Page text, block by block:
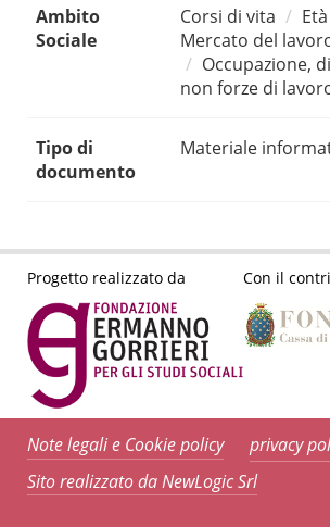
Ambito
Sociale
Corsi di vita
Mercato del
Occupazione,
non forze di
Tipo di
documento
Materiale
Progetto realizzato da Con il
Note legali e Cookie policy
privacy
Sito realizzato da NewLogic Srl